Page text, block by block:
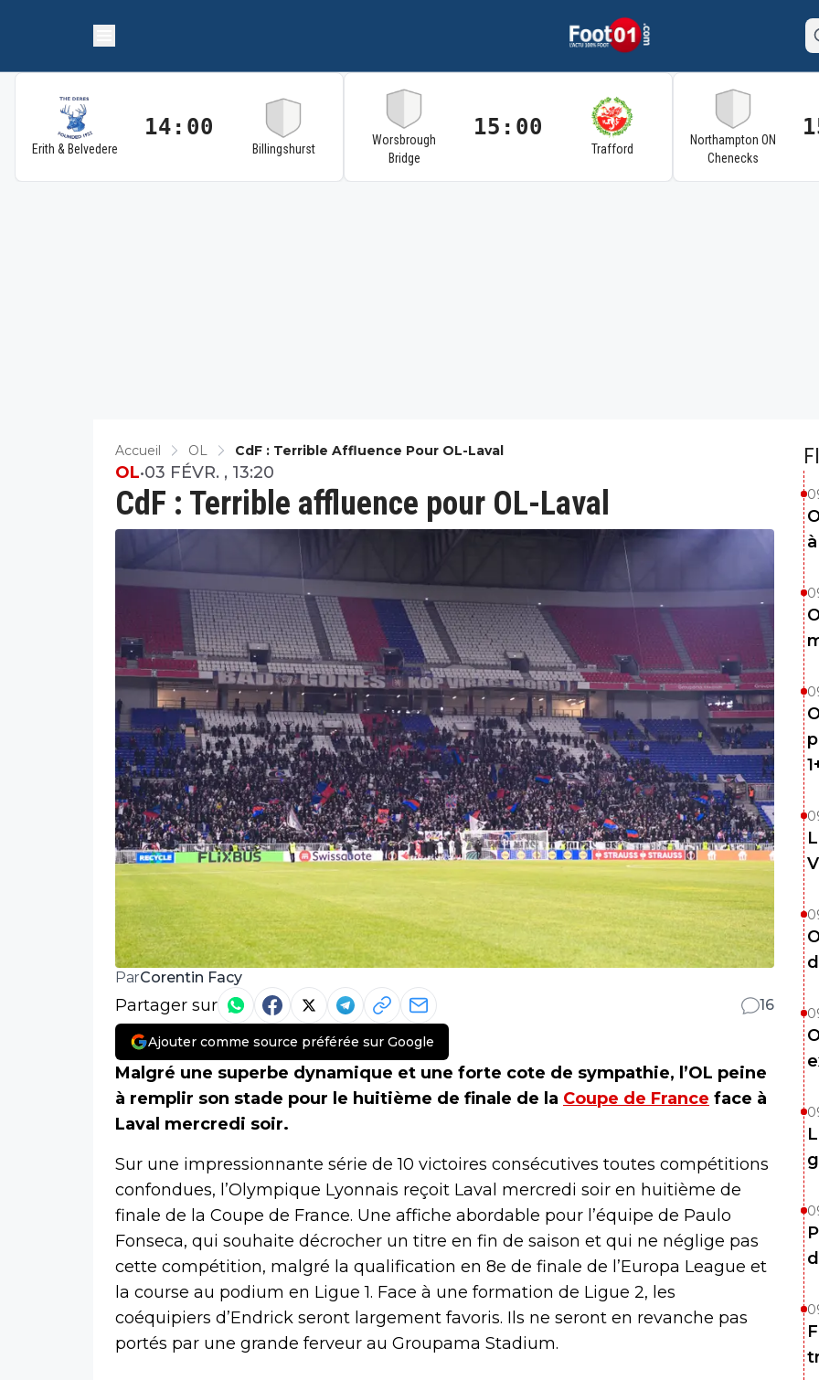
Erith & Belvedere
14:00
Billingshurst
Worsbrough
Bridge
15:00
Trafford
Northampton ON
Chenecks
Accueil OL CdF : Terrible Affluence Pour OL-Laval
CdF : Terrible affluence pour OL-Laval
OL•03 FÉVR. , 13:20
ParCorentin Facy
Partager sur 16
Ajouter comme source préférée sur Google
Malgré une superbe dynamique et une forte cote de sympathie, l’OL peine
à remplir son stade pour le huitième de finale de la Coupe de France face à
Laval mercredi soir.
Sur une impressionnante série de 10 victoires consécutives toutes compétitions
confondues, l’Olympique Lyonnais reçoit Laval mercredi soir en huitième de
finale de la Coupe de France. Une affiche abordable pour l’équipe de Paulo
Fonseca, qui souhaite décrocher un titre en fin de saison et qui ne néglige pas
cette compétition, malgré la qualification en 8e de finale de l’Europa League et
la course au podium en Ligue 1. Face à une formation de Ligue 2, les
coéquipiers d’Endrick seront largement favoris. Ils ne seront en revanche pas
portés par une grande ferveur au Groupama Stadium.